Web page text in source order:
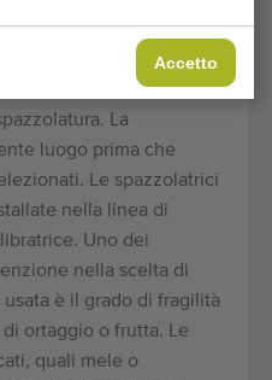
Accetto
pulitrici, vengono
(perlopiù senza acqua)
La
luogo prima che
Le spazzolatrici
nella linea di
Uno dei
nella scelta di
è il grado di fragilità
ortaggio o frutta. Le
quali mele o